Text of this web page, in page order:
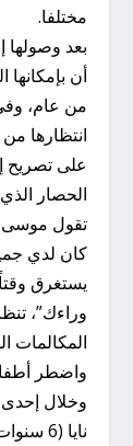
مختلفا.
بعد وصولها
أن بإمكانها
على تصريح
الحصار
تقول موسى:
كان لدي
يستغرق
وراءك”،
المكالمات
واضطر
وخلال إحدى
نايا